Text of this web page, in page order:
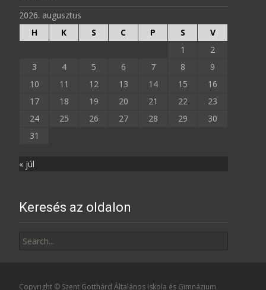
2026. augusztus
H
K S C P S
V
1
2
3
4 5 6 7 8
9
10
11 12 13 14 15
16
17
18 19 20 21 22
23
24
25 26 27 28 29
30
31
« júl
Keresés az oldalon
for:
Copyright © Szent Gotthárd Általános Iskola és Gimnázium